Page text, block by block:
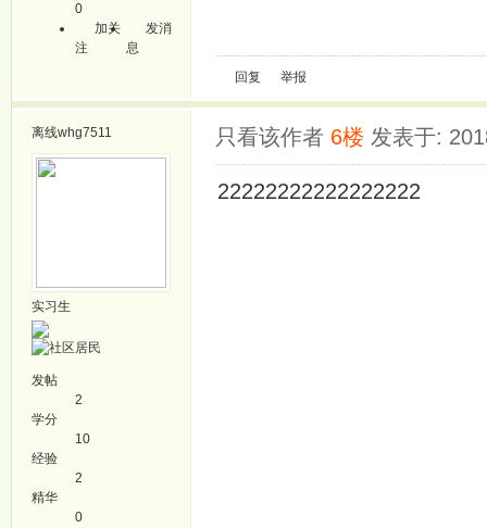
0
加关
注
发消
息
回复 举报
离线whg7511
实习生
发帖
2
学分
10
经验
2
精华
0
只看该作者 6楼 发表于:
22222222222222222